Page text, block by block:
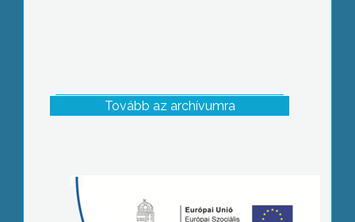
Tovább az archívumra